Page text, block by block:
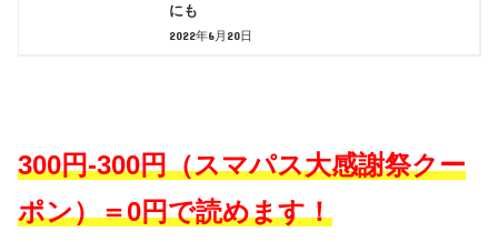
にも
2022年6月20日
300円-300円（スマパス大感謝祭クー
ポン）＝0円で読めます！